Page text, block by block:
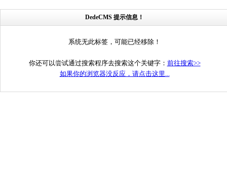
DedeCMS 提示信息！
系统无此标签，可能已经移除！
你还可以尝试通过搜索程序去搜索这个关键字： 前往搜索>>
如果你的浏览器没反应，请点击这里...